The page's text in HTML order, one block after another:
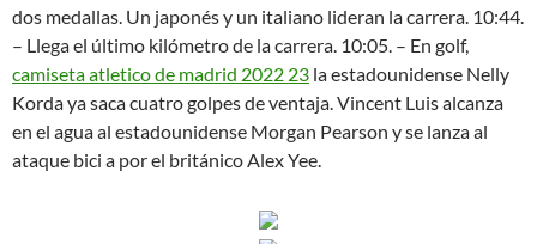
dos medallas. Un japonés y un italiano lideran la carrera. 10:44.
– Llega el último kilómetro de la carrera. 10:05. – En golf,
camiseta atletico de madrid 2022 23 la estadounidense Nelly
Korda ya saca cuatro golpes de ventaja. Vincent Luis alcanza
en el agua al estadounidense Morgan Pearson y se lanza al
ataque bici a por el británico Alex Yee.